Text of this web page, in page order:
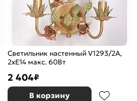
Светильник настенный V1293/2A,
2xE14 макс. 60Вт
2 404₽
В корзину